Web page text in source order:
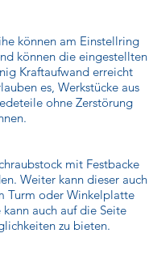
können am Einstellring
können die eingestellten
Kraftaufwand erreicht
es, Werkstücke aus
ohne Zerstörung
mit Festbacke
Weiter kann dieser auch
Turm oder Winkelplatte
auch auf die Seite
zu bieten.